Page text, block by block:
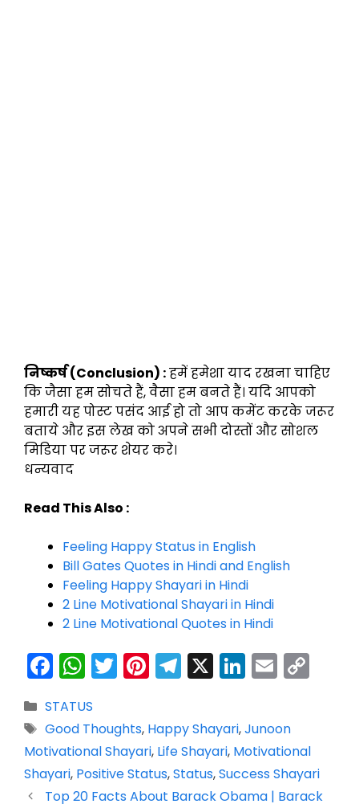
निष्कर्ष (Conclusion) :हमें हमेशा याद रखना चाहिए
कि जैसा हम सोचते हैं, वैसा हम बनते हैं। यदि आपको
हमारी यह पोस्ट पसंद आई हो तो आप कमेंट करके जरूर
बताये और इस लेख को अपने सभी दोस्तों और सोशल
मिडिया पर जरूर शेयर करे।
धन्यवाद
Read This Also :
Feeling Happy Status in English
Bill Gates Quotes in Hindi and English
Feeling Happy Shayari in Hindi
2 Line Motivational Shayari in Hindi
2 Line Motivational Quotes in Hindi
F
a
c
e
b
o
W
h
a
ts
A
p
T
w
itt
er
Pi
nt
er
e
st
T
el
e
gr
a
m
X Li
n
k
e
dI
n
E
m
ai
l y
Li
n
Categories
STATUS
Tags
Good Thoughts, Happy Shayari,Junoon
Motivational Shayari, Life Shayari, Motivational
Shayari, Positive Status,Status,Success Shayari
Top 20 Facts About Barack Obama | Barack